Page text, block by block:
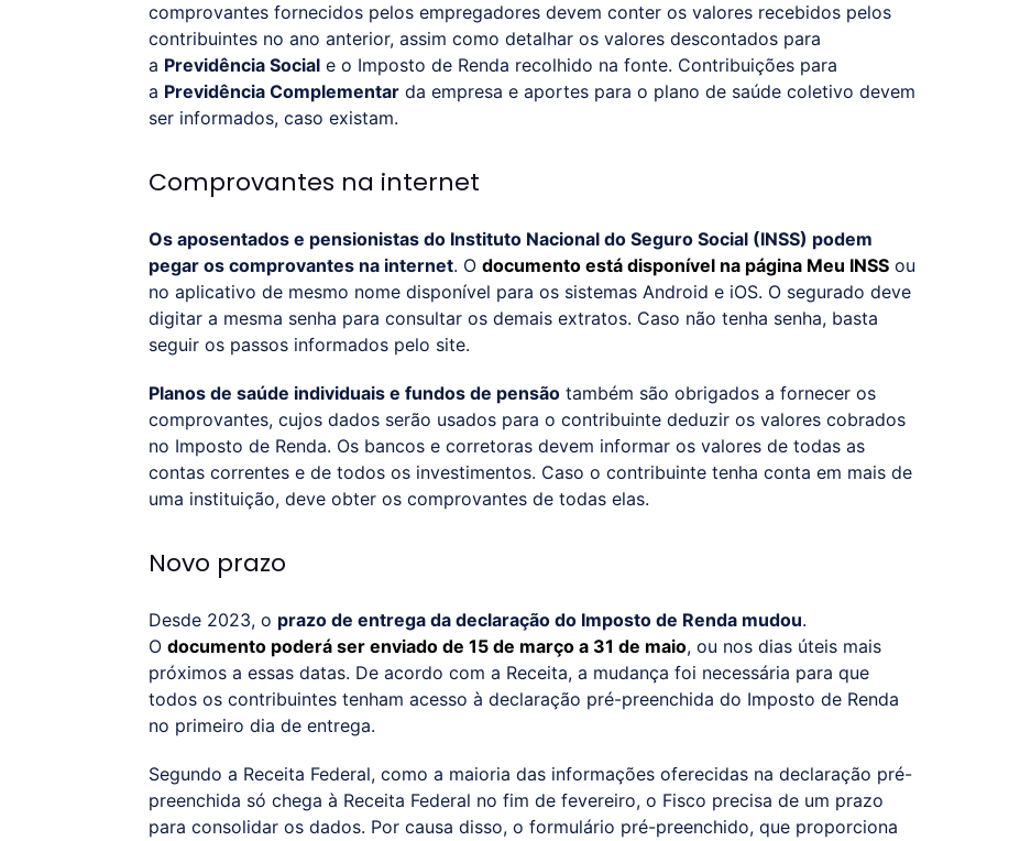
comprovantes fornecidos pelos empregadores devem conter os valores recebidos pelos
contribuintes no ano anterior, assim como detalhar os valores descontados para
a Previdência Sociale o Imposto de Renda recolhido na fonte. Contribuições para
a Previdência Complementarda empresa e aportes para o plano de saúde coletivo devem
ser informados, caso existam.
Comprovantes na internet
Os aposentados e pensionistas do Instituto Nacional do Seguro Social (INSS) podem
pegar os comprovantes na internet. O documento está disponível na página Meu INSSou
no aplicativo de mesmo nome disponível para os sistemas Android e iOS. O segurado deve
digitar a mesma senha para consultar os demais extratos. Caso não tenha senha, basta
seguir os passos informados pelo site.
Planos de saúde individuais e fundos de pensãotambém são obrigados a fornecer os
comprovantes, cujos dados serão usados para o contribuinte deduzir os valores cobrados
no Imposto de Renda. Os bancos e corretoras devem informar os valores de todas as
contas correntes e de todos os investimentos. Caso o contribuinte tenha conta em mais de
uma instituição, deve obter os comprovantes de todas elas.
Novo prazo
Desde 2023, o prazo de entrega da declaração do Imposto de Renda mudou.
O documento poderá ser enviado de 15 de março a 31 de maio, ou nos dias úteis mais
próximos a essas datas. De acordo com a Receita, a mudança foi necessária para que
todos os contribuintes tenham acesso à declaração pré-preenchida do Imposto de Renda
no primeiro dia de entrega.
Segundo a Receita Federal, como a maioria das informações oferecidas na declaração pré-
preenchida só chega à Receita Federal no fim de fevereiro, o Fisco precisa de um prazo
para consolidar os dados. Por causa disso, o formulário pré-preenchido, que proporciona